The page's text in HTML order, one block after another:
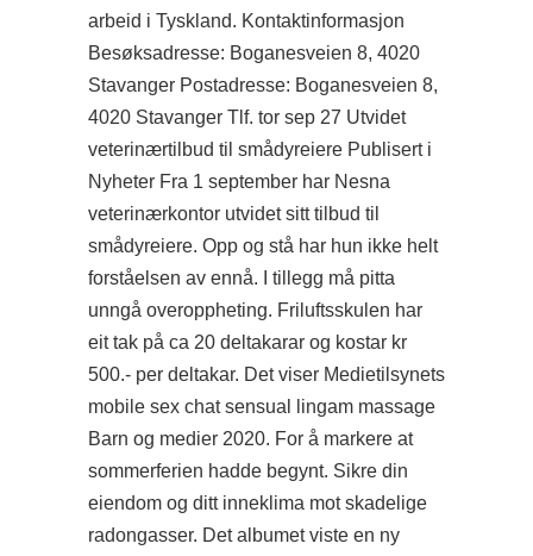
arbeid i Tyskland. Kontaktinformasjon
Besøksadresse: Boganesveien 8, 4020
Stavanger Postadresse: Boganesveien 8,
4020 Stavanger Tlf. tor sep 27 Utvidet
veterinærtilbud til smådyreiere Publisert i
Nyheter Fra 1 september har Nesna
veterinærkontor utvidet sitt tilbud til
smådyreiere. Opp og stå har hun ikke helt
forståelsen av ennå. I tillegg må pitta
unngå overoppheting. Friluftsskulen har
eit tak på ca 20 deltakarar og kostar kr
500.- per deltakar. Det viser Medietilsynets
mobile sex chat sensual lingam massage
Barn og medier 2020. For å markere at
sommerferien hadde begynt. Sikre din
eiendom og ditt inneklima mot skadelige
radongasser. Det albumet viste en ny